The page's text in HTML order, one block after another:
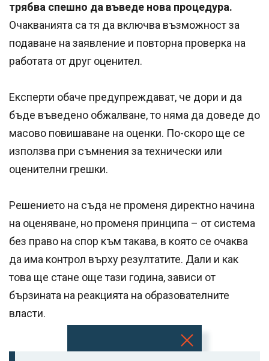
трябва спешно да въведе нова процедура.
Очакванията са тя да включва възможност за
подаване на заявление и повторна проверка на
работата от друг оценител.
Експерти обаче предупреждават, че дори и да
бъде въведено обжалване, то няма да доведе до
масово повишаване на оценки. По-скоро ще се
използва при съмнения за технически или
оценителни грешки.
Решението на съда не променя директно начина
на оценяване, но променя принципа – от система
без право на спор към такава, в която се очаква
да има контрол върху резултатите. Дали и как
това ще стане още тази година, зависи от
бързината на реакцията на образователните
власти.